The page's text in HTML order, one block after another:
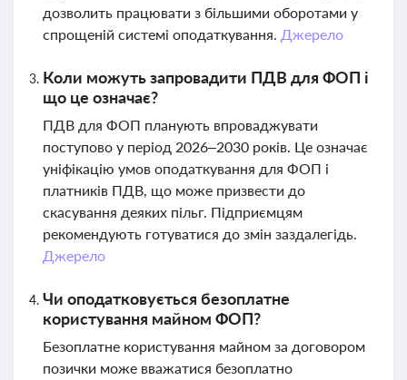
дозволить працювати з більшими оборотами у
спрощеній системі оподаткування. Джерело
Коли можуть запровадити ПДВ для ФОП і
що це означає?
ПДВ для ФОП планують впроваджувати
поступово у період 2026–2030 років. Це означає
уніфікацію умов оподаткування для ФОП і
платників ПДВ, що може призвести до
скасування деяких пільг. Підприємцям
рекомендують готуватися до змін заздалегідь.
Джерело
Чи оподатковується безоплатне
користування майном ФОП?
Безоплатне користування майном за договором
позички може вважатися безоплатно